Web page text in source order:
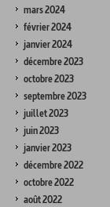
mars 2024
février 2024
janvier 2024
décembre 2023
octobre 2023
septembre 2023
juillet 2023
juin 2023
janvier 2023
décembre 2022
octobre 2022
août 2022